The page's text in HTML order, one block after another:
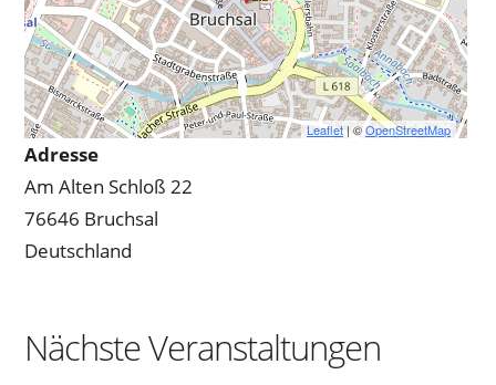
Leaflet| ©OpenStreetMap
Adresse
Am Alten Schloß 22
76646 Bruchsal
Deutschland
Nächste Veranstaltungen